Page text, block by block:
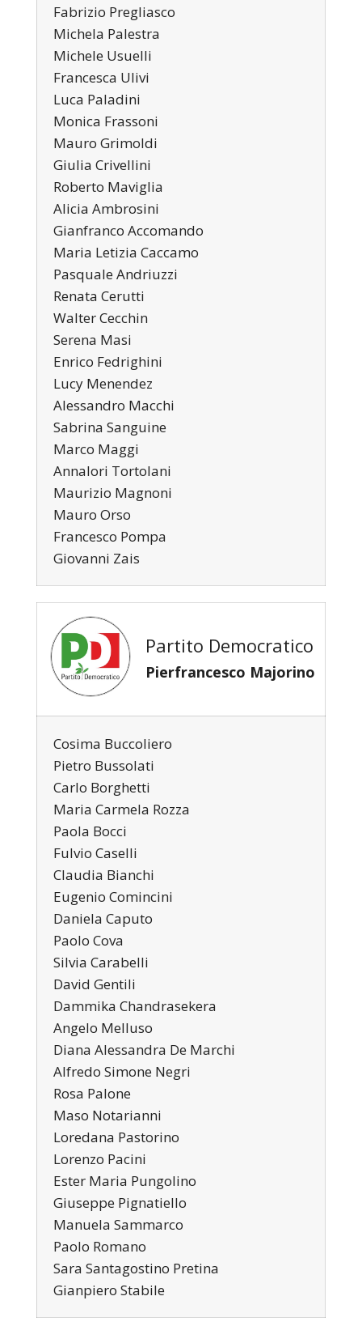
Fabrizio Pregliasco
Michela Palestra
Michele Usuelli
Francesca Ulivi
Luca Paladini
Monica Frassoni
Mauro Grimoldi
Giulia Crivellini
Roberto Maviglia
Alicia Ambrosini
Gianfranco Accomando
Maria Letizia Caccamo
Pasquale Andriuzzi
Renata Cerutti
Walter Cecchin
Serena Masi
Enrico Fedrighini
Lucy Menendez
Alessandro Macchi
Sabrina Sanguine
Marco Maggi
Annalori Tortolani
Maurizio Magnoni
Mauro Orso
Francesco Pompa
Giovanni Zais
Partito Democratico
Pierfrancesco Majorino
Cosima Buccoliero
Pietro Bussolati
Carlo Borghetti
Maria Carmela Rozza
Paola Bocci
Fulvio Caselli
Claudia Bianchi
Eugenio Comincini
Daniela Caputo
Paolo Cova
Silvia Carabelli
David Gentili
Dammika Chandrasekera
Angelo Melluso
Diana Alessandra De Marchi
Alfredo Simone Negri
Rosa Palone
Maso Notarianni
Loredana Pastorino
Lorenzo Pacini
Ester Maria Pungolino
Giuseppe Pignatiello
Manuela Sammarco
Paolo Romano
Sara Santagostino Pretina
Gianpiero Stabile